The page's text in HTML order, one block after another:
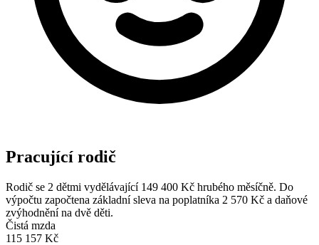
Pracující rodič
Rodič se 2 dětmi vydělávající 149 400 Kč hrubého měsíčně. Do
výpočtu započtena základní sleva na poplatníka 2 570 Kč a daňové
zvýhodnění na dvě děti.
Čistá mzda
115 157 Kč